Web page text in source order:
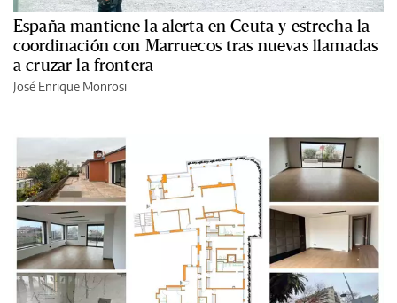
España mantiene la alerta en Ceuta y estrecha la
coordinación con Marruecos tras nuevas llamadas
a cruzar la frontera
José Enrique Monrosi